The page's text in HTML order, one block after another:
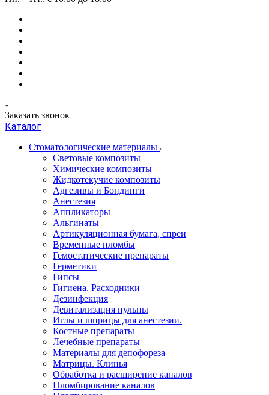
Заказать звонок
Каталог
Стоматологические материалы
Световые композиты
Химические композиты
Жидкотекучие композиты
Адгезивы и Бондинги
Анестезия
Аппликаторы
Альгинаты
Артикуляционная бумага, спреи
Временные пломбы
Гемостатические препараты
Герметики
Гипсы
Гигиена. Расходники
Дезинфекция
Девитализация пульпы
Иглы и шприцы для анестезии.
Костные препараты
Лечебные препараты
Материалы для депофореза
Матрицы. Клинья
Обработка и расширение каналов
Пломбирование каналов